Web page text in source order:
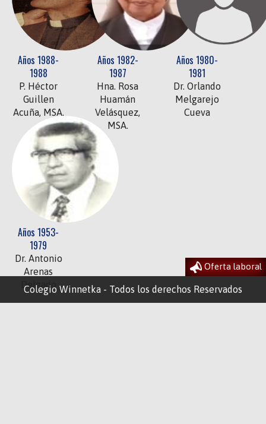
Años 1988-
1988
P. Héctor
Guillen
Acuña, MSA.
Años 1982-
1987
Hna. Rosa
Huamán
Velásquez,
MSA.
Años 1980-
1981
Dr. Orlando
Melgarejo
Cueva
Años 1953-
1979
Dr. Antonio
Arenas
Delgado
Colegio Winnetka - Todos los derechos Reservados
Oferta laboral